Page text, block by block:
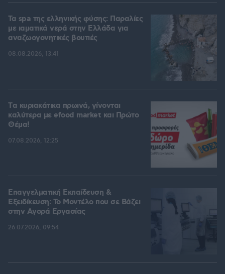
Τα spa της ελληνικής φύσης: Παραλίες
με ιαματικά νερά στην Ελλάδα για
αναζωογονητικές βουτιές
08.08.2026, 13:41
Tα κυριακάτικα πρωινά, γίνονται
καλύτερα με efood market και Πρώτο
Θέμα!
07.08.2026, 12:25
Επαγγελματική Εκπαίδευση &
Εξειδίκευση: Το Mοντέλο που σε Bάζει
στην Aγορά Eργασίας
26.07.2026, 09:54